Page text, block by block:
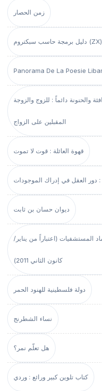
زمن الحصار
Panorama De La Poesie
والحنونة دائماً : للزوج والزوجة
المقبلين على الزواج
قهوة العائلة : قوت لا تموت
: دور العقل في إدراك الموجودات
ديوان حسان بن ثابت
المستشفيات (اعتباراً من يناير/
كانون الثاني 2011)
دولة فلسطينية للهنود الحمر
نساء الشطرنج
هل تعلّم نمر؟
كتاب تلوين كبير ورائع : وردي